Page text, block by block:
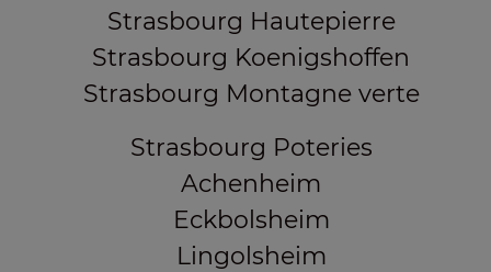
Strasbourg Hautepierre
Strasbourg Koenigshoffen
Strasbourg Montagne verte
Strasbourg Poteries
Achenheim
Eckbolsheim
Lingolsheim